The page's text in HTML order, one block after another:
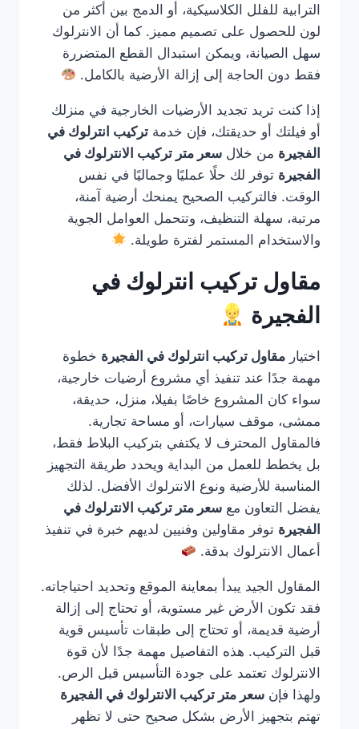
الترابية للفلل الكلاسيكية، أو الدمج بين أكثر من
لون للحصول على تصميم مميز. كما أن الانترلوك
سهل الصيانة، ويمكن استبدال القطع المتضررة
فقط دون الحاجة إلى إزالة الأرضية بالكامل.
إذا كنت تريد تجديد الأرضيات الخارجية في منزلك
أو فيلتك أو حديقتك، فإن خدمة تركيب انترلوك في
الفجيرة من خلال سعر متر تركيب الانترلوك في
الفجيرة توفر لك حلًا عمليًا وجماليًا في نفس
الوقت. فالتركيب الصحيح يمنحك أرضية آمنة،
مرتبة، سهلة التنظيف، وتتحمل العوامل الجوية
والاستخدام المستمر لفترة طويلة.
مقاول تركيب انترلوك في
الفجيرة
اختيار مقاول تركيب انترلوك في الفجيرة خطوة
مهمة جدًا عند تنفيذ أي مشروع أرضيات خارجية،
سواء كان المشروع خاصًا بفيلا، منزل، حديقة،
ممشى، موقف سيارات، أو مساحة تجارية.
فالمقاول المحترف لا يكتفي بتركيب البلاط فقط،
بل يخطط للعمل من البداية ويحدد طريقة التجهيز
المناسبة للأرضية ونوع الانترلوك الأفضل. لذلك
يفضل التعاون مع سعر متر تركيب الانترلوك في
الفجيرة توفر مقاولين وفنيين لديهم خبرة في تنفيذ
أعمال الانترلوك بدقة.
المقاول الجيد يبدأ بمعاينة الموقع وتحديد احتياجاته.
فقد تكون الأرض غير مستوية، أو تحتاج إلى إزالة
أرضية قديمة، أو تحتاج إلى طبقات تأسيس قوية
قبل التركيب. هذه التفاصيل مهمة جدًا لأن قوة
الانترلوك تعتمد على جودة التأسيس قبل الرص.
ولهذا فإن سعر متر تركيب الانترلوك في الفجيرة
تهتم بتجهيز الأرض بشكل صحيح حتى لا تظهر